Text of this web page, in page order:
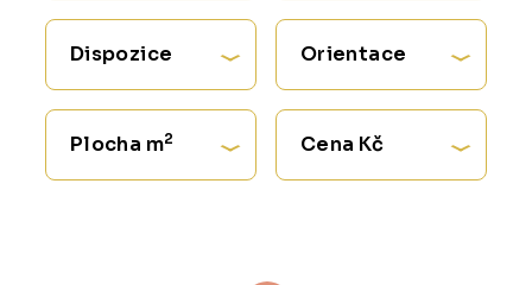
Dispozice Orientace
Plocha m2 Cena Kč